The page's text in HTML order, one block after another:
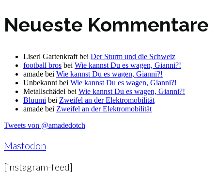
Neueste Kommentare
Liserl Gartenkraft bei Der Sturm und die Schweiz
football bros bei Wie kannst Du es wagen, Gianni?!
amade bei Wie kannst Du es wagen, Gianni?!
Unbekannt bei Wie kannst Du es wagen, Gianni?!
Metallschädel bei Wie kannst Du es wagen, Gianni?!
Bluumi bei Zweifel an der Elektromobilität
amade bei Zweifel an der Elektromobilität
Tweets von @amadedotch
Mastodon
[instagram-feed]